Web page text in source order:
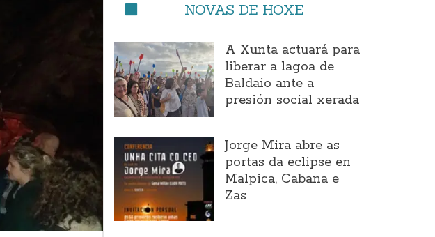
NOVAS DE HOXE
A Xunta actuará para
liberar a lagoa de
Baldaio ante a
presión social xerada
Jorge Mira abre as
portas da eclipse en
Malpica, Cabana e
Zas